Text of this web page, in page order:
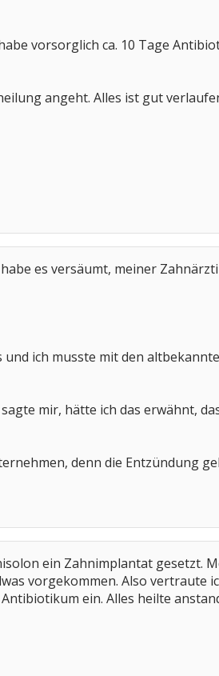
vorsorglich ca. 10 Tage
angeht. Alles ist gut
es versäumt, meiner
ich musste mit den
mir, hätte ich das erwähnt,
denn die Entzündung
ein Zahnimplantat gesetzt.
vorgekommen. Also vertraute
ein. Alles heilte